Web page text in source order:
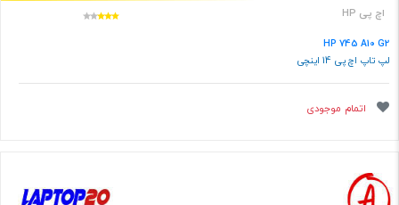
اچ پی HP
HP 745 A10 G2
لپ تاپ اچ پی 14 اینچی
اتمام موجودی